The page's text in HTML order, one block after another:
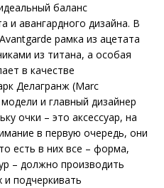
баланс
и авангардного дизайна. В
рамка из ацетата
из титана, а особая
в качестве
Делагранж (Marc
и главный дизайнер
очки – это аксессуар, на
в первую очередь, они
есть в них все – форма,
– должно производить
подчеркивать